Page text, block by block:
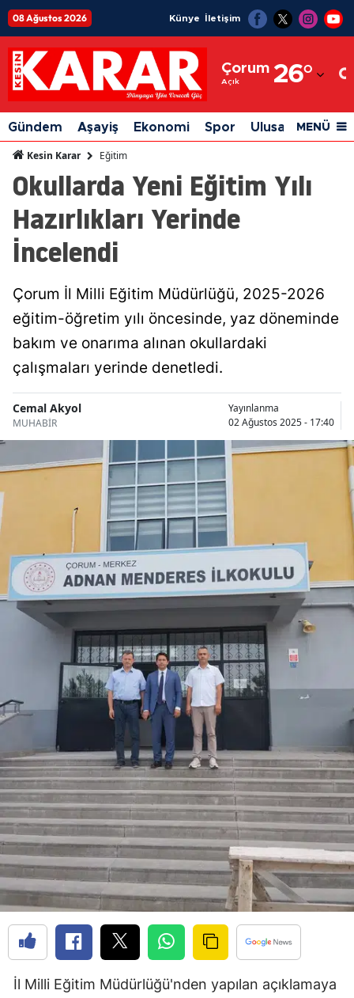
08 Ağustos 2026 Künye İletişim
Çorum
Açık 26°
Adıyaman
Afyonkarahisar
Ağrı
Amasya
Balıkesir
Bingöl
Bitlis
Çanakkale
Çankırı
Çorum
Denizli
Diyarbakır
Edirne
Elazığ
Erzincan
Erzurum
Eskişehir
Gaziantep
Giresun
Gümüşhane
Hakkari
Gündem Aşayiş Ekonomi Spor Ulusal Siyaset
MENÜ
Kesin Karar Eğitim
Okullarda Yeni Eğitim Yılı
Hazırlıkları Yerinde
İncelendi
Çorum İl Milli Eğitim Müdürlüğü, 2025-2026
eğitim-öğretim yılı öncesinde, yaz döneminde
bakım ve onarıma alınan okullardaki
çalışmaları yerinde denetledi.
Cemal Akyol
MUHABİR
Yayınlanma
02 Ağustos 2025 - 17:40
İl Milli Eğitim Müdürlüğü'nden yapılan açıklamaya